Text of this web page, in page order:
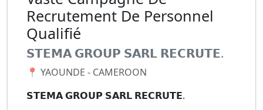
Recrutement De Personnel
Qualifié
𝗦𝗧𝗘𝗠𝗔 𝗚𝗥𝗢𝗨𝗣 𝗦𝗔𝗥𝗟 𝗥𝗘𝗖𝗥𝗨𝗧𝗘.
📍 YAOUNDE - CAMEROON
𝗦𝗧𝗘𝗠𝗔 𝗚𝗥𝗢𝗨𝗣 𝗦𝗔𝗥𝗟 𝗥𝗘𝗖𝗥𝗨𝗧𝗘.